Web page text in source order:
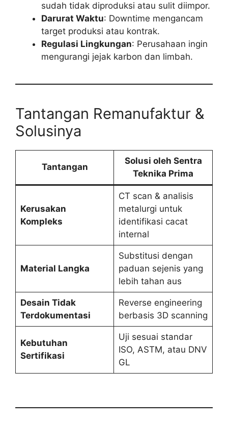
sudah tidak diproduksi atau sulit diimpor.
Darurat Waktu: Downtime mengancam
target produksi atau kontrak.
Regulasi Lingkungan: Perusahaan ingin
mengurangi jejak karbon dan limbah.
Tantangan Remanufaktur &
Solusinya
Tantangan
Solusi oleh Sentra
Teknika Prima
Kerusakan
Kompleks
CT scan & analisis
metalurgi untuk
identifikasi cacat
internal
Material Langka
Substitusi dengan
paduan sejenis yang
lebih tahan aus
Desain Tidak
Terdokumentasi
Reverse engineering
berbasis 3D scanning
Kebutuhan
Sertifikasi
Uji sesuai standar
ISO, ASTM, atau DNV
GL